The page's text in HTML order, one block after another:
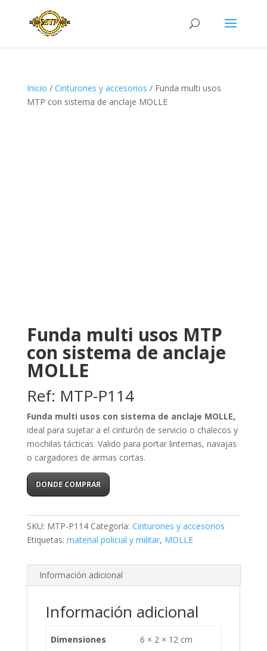
Inicio / Cinturones y accesorios / Funda multi usos
MTP con sistema de anclaje MOLLE
Funda multi usos MTP
con sistema de anclaje
MOLLE
Ref: MTP-P114
Funda multi usos con sistema de anclaje MOLLE,
ideal para sujetar a el cinturón de servicio o chalecos y
mochilas tácticas. Valido para portar linternas, navajas
o cargadores de armas cortas.
DONDE COMPRAR
SKU: MTP-P114 Categoría: Cinturones y accesorios
Etiquetas: material policial y militar, MOLLE
Información adicional
Información adicional
Dimensiones 6 × 2 × 12 cm